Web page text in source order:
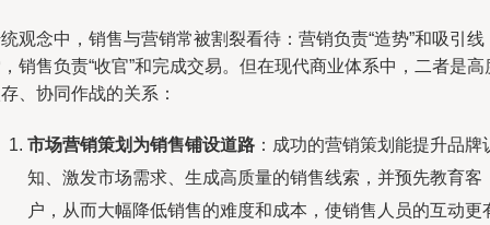
观念中，销售与营销常被割裂看待：营销负责“造势”和吸引线
销售负责“收官”和完成交易。但在现代商业体系中，二者是高
、协同作战的关系：
市场营销策划为销售铺设道路 ：成功的营销策划能提升品牌
知、激发市场需求、生成高质量的销售线索，并预先教育客
户，从而大幅降低销售的难度和成本，使销售人员的互动更